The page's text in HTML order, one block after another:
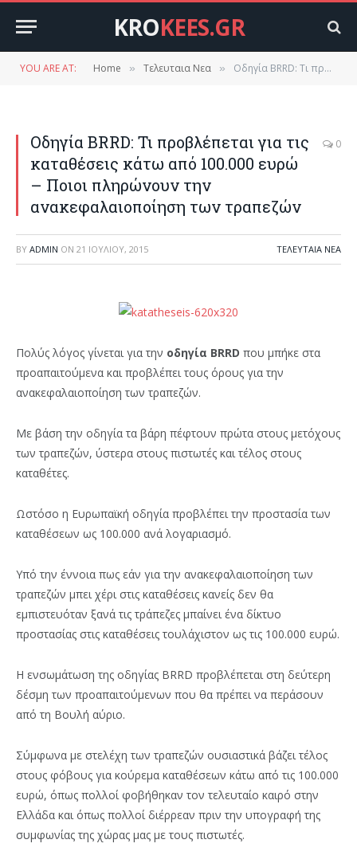
KROKEES.GR
YOU ARE AT: Home » Τελευταια Νεα » Οδηγία BRRD: Τι προβλέπεται για τις καταθέσεις κάτω από 100.000 ευρώ – Ποιοι πληρώνουν την ανακεφαλαιοποίηση των τραπεζών
Οδηγία BRRD: Τι προβλέπεται για τις
καταθέσεις κάτω από 100.000 ευρώ
– Ποιοι πληρώνουν την
ανακεφαλαιοποίηση των τραπεζών
0
BY ADMIN ON 21 ΙΟΥΛΊΟΥ, 2015 ΤΕΛΕΥΤΑΙΑ ΝΕΑ
Πολύς λόγος γίνεται για την οδηγία BRRD που μπήκε στα
προαπαιτούμενα και προβλέπει τους όρους για την
ανακεφαλαιοποίηση των τραπεζών.
Με βάση την οδηγία τα βάρη πέφτουν πρώτα στους μετόχους
των τραπεζών, ύστερα στους πιστωτές και τέλος στους
καταθέτες.
Ωστόσο η Ευρωπαϊκή οδηγία προβλέπει την προστασία των
καταθέσεων ως 100.000 ανά λογαριασμό.
Υπό την έννοια πως εάν για την ανακεφαλαιοποίηση των
τραπεζών μπει χέρι στις καταθέσεις κανείς δεν θα
εμπιστευόταν ξανά τις τράπεζες μπαίνει ένα δίκτυο
προστασίας στις καταθέσεις τουλάχιστον ως τις 100.000 ευρώ.
Η ενσωμάτωση της οδηγίας BRRD προβλέπεται στη δεύτερη
δέσμη των προαπαιτούμενων που θα πρέπει να περάσουν
από τη Βουλή αύριο.
Σύμφωνα με στελέχη των τραπεζών ουσιαστικά βάζει τέλος
στους φόβους για κούρεμα καταθέσεων κάτω από τις 100.000
ευρώ, όπως πολλοί φοβήθηκαν τον τελευταίο καιρό στην
Ελλάδα και όπως πολλοί διέρρεαν πριν την υπογραφή της
συμφωνίας της χώρας μας με τους πιστωτές.